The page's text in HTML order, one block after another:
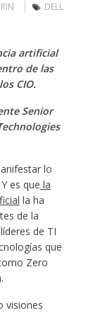
DELL
artificial
de las
CIO.
Senior
lo
es que la
la ha
de la
de TI
que
Zero
visiones